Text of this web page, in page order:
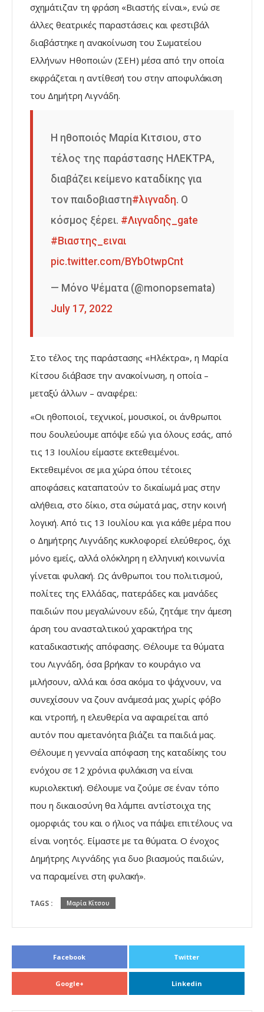
σχημάτιζαν τη φράση «Βιαστής είναι», ενώ σε
άλλες θεατρικές παραστάσεις και φεστιβάλ
διαβάστηκε η ανακοίνωση του Σωματείου
Ελλήνων Ηθοποιών (ΣΕΗ) μέσα από την οποία
εκφράζεται η αντίθεσή του στην αποφυλάκιση
του Δημήτρη Λιγνάδη.
Η ηθοποιός Μαρία Κιτσιου, στο
τέλος της παράστασης ΗΛΕΚΤΡΑ,
διαβάζει κείμενο καταδίκης για
τον παιδοβιαστη#λιγναδη. Ο
κόσμος ξέρει. #Λιγναδης_gate
#Βιαστης_ειναι
pic.twitter.com/BYbOtwpCnt
— Μόνο Ψέματα (@monopsemata)
July 17, 2022
Στο τέλος της παράστασης «Ηλέκτρα», η Μαρία
Κίτσου διάβασε την ανακοίνωση, η οποία –
μεταξύ άλλων – αναφέρει:
«Οι ηθοποιοί, τεχνικοί, μουσικοί, οι άνθρωποι
που δουλεύουμε απόψε εδώ για όλους εσάς, από
τις 13 Ιουλίου είμαστε εκτεθειμένοι.
Εκτεθειμένοι σε μια χώρα όπου τέτοιες
αποφάσεις καταπατούν το δικαίωμά μας στην
αλήθεια, στο δίκιο, στα σώματά μας, στην κοινή
λογική. Από τις 13 Ιουλίου και για κάθε μέρα που
ο Δημήτρης Λιγνάδης κυκλοφορεί ελεύθερος, όχι
μόνο εμείς, αλλά ολόκληρη η ελληνική κοινωνία
γίνεται φυλακή. Ως άνθρωποι του πολιτισμού,
πολίτες της Ελλάδας, πατεράδες και μανάδες
παιδιών που μεγαλώνουν εδώ, ζητάμε την άμεση
άρση του ανασταλτικού χαρακτήρα της
καταδικαστικής απόφασης. Θέλουμε τα θύματα
του Λιγνάδη, όσα βρήκαν το κουράγιο να
μιλήσουν, αλλά και όσα ακόμα το ψάχνουν, να
συνεχίσουν να ζουν ανάμεσά μας χωρίς φόβο
και ντροπή, η ελευθερία να αφαιρείται από
αυτόν που αμετανόητα βιάζει τα παιδιά μας.
Θέλουμε η γενναία απόφαση της καταδίκης του
ενόχου σε 12 χρόνια φυλάκιση να είναι
κυριολεκτική. Θέλουμε να ζούμε σε έναν τόπο
που η δικαιοσύνη θα λάμπει αντίστοιχα της
ομορφιάς του και ο ήλιος να πάψει επιτέλους να
είναι νοητός. Είμαστε με τα θύματα. Ο ένοχος
Δημήτρης Λιγνάδης για δυο βιασμούς παιδιών,
να παραμείνει στη φυλακή».
TAGS : Μαρία Κίτσου
Facebook Twitter
Google+ Linkedin